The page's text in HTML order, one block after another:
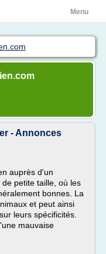
Menu
- Annonces
auprès d'un
petite taille, où les
bonnes. La
et peut ainsi
leurs spécificités.
mauvaise